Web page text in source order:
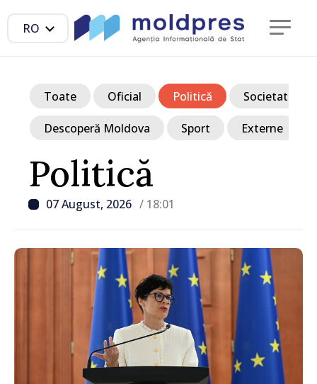
RO
Politică
07 August, 2026 / 18:01
Toate Oficial Politică Societate
Descoperă Moldova Sport Externe